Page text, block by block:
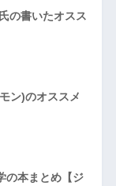
の書いたオスス
ン)のオススメ
の本まとめ【ジ